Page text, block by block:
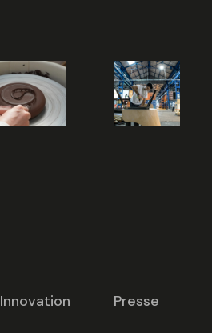
Innovation Presse